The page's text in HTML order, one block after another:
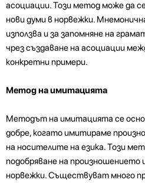
асоциации. Този метод може да
нови думи в норвежки.
използва и за запомняне на
чрез създаване на асоциации
конкретни примери.
Метод на имитацията
Методът на имитацията се
добре, когато имитираме
на носителите на езика. Този
подобряване на произношението
норвежки. Съществуват много